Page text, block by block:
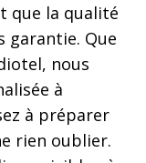
que la qualité
garantie. Que
nous
à
à préparer
rien oublier.